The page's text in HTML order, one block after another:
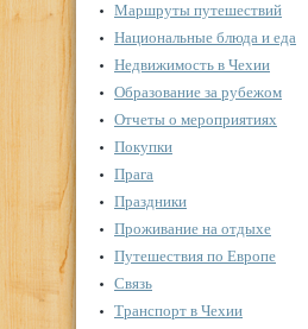
Маршруты путешествий
Национальные блюда и еда
Недвижимость в Чехии
Образование за рубежом
Отчеты о мероприятиях
Покупки
Прага
Праздники
Проживание на отдыхе
Путешествия по Европе
Связь
Транспорт в Чехии